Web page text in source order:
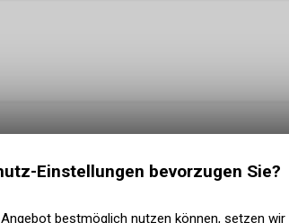
Garantie
Einstellungen bevorzugen Sie?
bestmöglich nutzen können, setzen